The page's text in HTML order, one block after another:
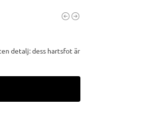
detalj: dess hartsfot är